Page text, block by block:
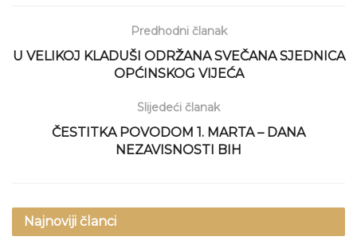
Predhodni članak
U VELIKOJ KLADUŠI ODRŽANA SVEČANA SJEDNICA
OPĆINSKOG VIJEĆA
Slijedeći članak
ČESTITKA POVODOM 1. MARTA – DANA
NEZAVISNOSTI BIH
Najnoviji članci